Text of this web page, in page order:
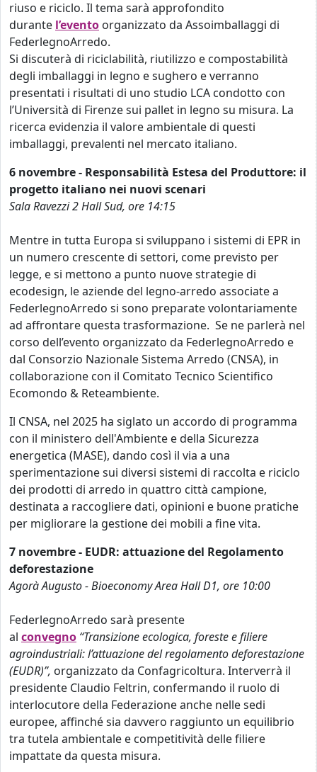
riuso e riciclo. Il tema sarà approfondito
durante l’evento organizzato da Assoimballaggi di
FederlegnoArredo.
Si discuterà di riciclabilità, riutilizzo e compostabilità
degli imballaggi in legno e sughero e verranno
presentati i risultati di uno studio LCA condotto con
l’Università di Firenze sui pallet in legno su misura. La
ricerca evidenzia il valore ambientale di questi
imballaggi, prevalenti nel mercato italiano.
6 novembre - Responsabilità Estesa del Produttore: il
progetto italiano nei nuovi scenari
Sala Ravezzi 2 Hall Sud, ore 14:15
Mentre in tutta Europa si sviluppano i sistemi di EPR in
un numero crescente di settori, come previsto per
legge, e si mettono a punto nuove strategie di
ecodesign, le aziende del legno-arredo associate a
FederlegnoArredo si sono preparate volontariamente
ad affrontare questa trasformazione. Se ne parlerà nel
corso dell’evento organizzato da FederlegnoArredo e
dal Consorzio Nazionale Sistema Arredo (CNSA), in
collaborazione con il Comitato Tecnico Scientifico
Ecomondo & Reteambiente.
Il CNSA, nel 2025 ha siglato un accordo di programma
con il ministero dell'Ambiente e della Sicurezza
energetica (MASE), dando così il via a una
sperimentazione sui diversi sistemi di raccolta e riciclo
dei prodotti di arredo in quattro città campione,
destinata a raccogliere dati, opinioni e buone pratiche
per migliorare la gestione dei mobili a fine vita.
7 novembre - EUDR: attuazione del Regolamento
deforestazione
Agorà Augusto - Bioeconomy Area Hall D1, ore 10:00
FederlegnoArredo sarà presente
al convegno “Transizione ecologica, foreste e filiere
agroindustriali: l’attuazione del regolamento deforestazione
(EUDR)”, organizzato da Confagricoltura. Interverrà il
presidente Claudio Feltrin, confermando il ruolo di
interlocutore della Federazione anche nelle sedi
europee, affinché sia davvero raggiunto un equilibrio
tra tutela ambientale e competitività delle filiere
impattate da questa misura.